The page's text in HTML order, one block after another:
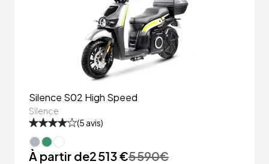
Silence S02 High Speed
Silence
(5 avis)
À partir de2 513 €5 590€